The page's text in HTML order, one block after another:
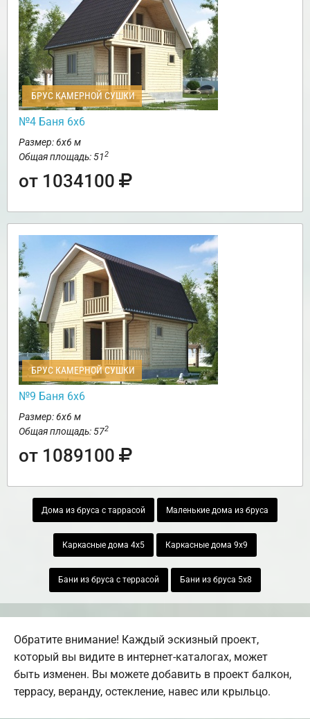
БРУС КАМЕРНОЙ СУШКИ
№4 Баня 6х6
Размер: 6х6 м
Общая площадь: 512
от 1034100
БРУС КАМЕРНОЙ СУШКИ
№9 Баня 6х6
Размер: 6х6 м
Общая площадь: 572
от 1089100
Дома из бруса с таррасой Маленькие дома из бруса
Каркасные дома 4х5 Каркасные дома 9х9
Бани из бруса с террасой Бани из бруса 5х8
Обратите внимание! Каждый эскизный проект,
который вы видите в интернет-каталогах, может
быть изменен. Вы можете добавить в проект балкон,
террасу, веранду, остекление, навес или крыльцо.